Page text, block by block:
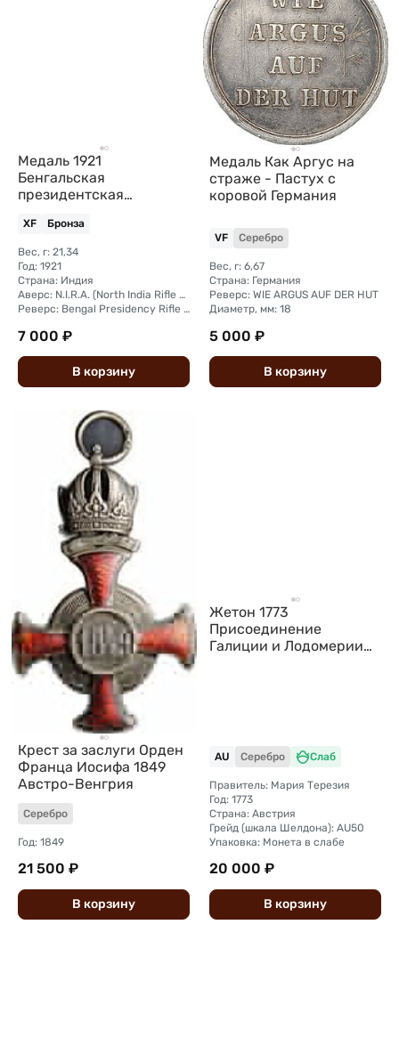
Медаль 1921
Бенгальская
президентская
бронза Британская
Индия
XF Бронза
Вес, г: 21,34
Год: 1921
Страна: Индия
Аверс: N.I.R.A. (North India Rifle Association) 1863-86 Pinches London
Реверс: Bengal Presidency Rifle Association
7 000 ₽
В корзину
Медаль Как Аргус на
страже - Пастух с
коровой Германия
VF Серебро
Вес, г: 6,67
Страна: Германия
Реверс: WIE ARGUS AUF DER HUT
Диаметр, мм: 18
5 000 ₽
В корзину
Крест за заслуги Орден
Франца Иосифа 1849
Австро-Венгрия
Серебро
Год: 1849
21 500 ₽
В корзину
Жетон 1773
Присоединение
Галиции и Лодомерии
AU Серебро Слаб
Правитель: Мария Терезия
Год: 1773
Страна: Австрия
Грейд (шкала Шелдона): AU50
Упаковка: Монета в слабе
20 000 ₽
В корзину